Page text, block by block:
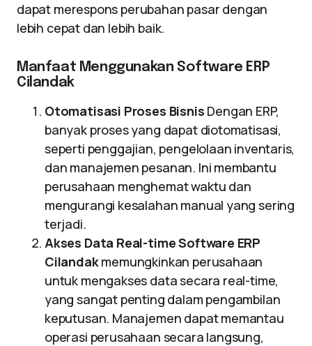
dapat merespons perubahan pasar dengan
lebih cepat dan lebih baik.
Manfaat Menggunakan Software ERP
Cilandak
Otomatisasi Proses Bisnis Dengan ERP,
banyak proses yang dapat diotomatisasi,
seperti penggajian, pengelolaan inventaris,
dan manajemen pesanan. Ini membantu
perusahaan menghemat waktu dan
mengurangi kesalahan manual yang sering
terjadi.
Akses Data Real-timeSoftware ERP
Cilandakmemungkinkan perusahaan
untuk mengakses data secara real-time,
yang sangat penting dalam pengambilan
keputusan. Manajemen dapat memantau
operasi perusahaan secara langsung,